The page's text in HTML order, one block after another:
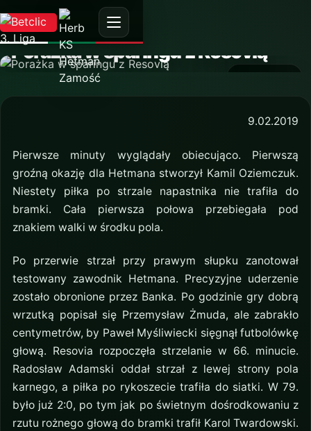
AKTUALNOŚĆ
Porażka w sparingu z Resovią
9.02.2019
Pierwsze minuty wyglądały obiecująco. Pierwszą
groźną okazję dla Hetmana stworzył Kamil Oziemczuk.
Niestety piłka po strzale napastnika nie trafiła do
bramki. Cała pierwsza połowa przebiegała pod
znakiem walki w środku pola.
Po przerwie strzał przy prawym słupku zanotował
testowany zawodnik Hetmana. Precyzyjne uderzenie
zostało obronione przez Banka. Po godzinie gry dobrą
wrzutką popisał się Przemysław Żmuda, ale zabrakło
centymetrów, by Paweł Myśliwiecki sięgnął futbolówkę
głową. Resovia rozpoczęła strzelanie w 66. minucie.
Radosław Adamski oddał strzał z lewej strony pola
karnego, a piłka po rykoszecie trafiła do siatki. W 79.
było już 2:0, po tym jak po świetnym dośrodkowaniu z
rzutu rożnego głową do bramki trafił Karol Twardowski.